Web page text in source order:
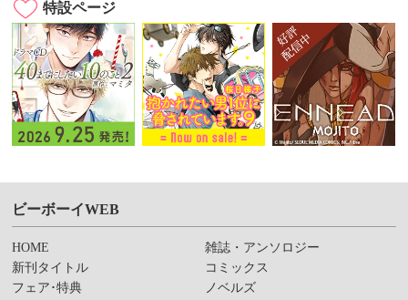
特設ページ
ビーボーイWEB
HOME
新刊タイトル
フェア･特典
雑誌・アンソロジー
コミックス
ノベルズ